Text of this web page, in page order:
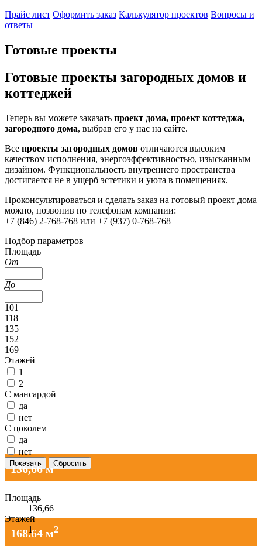
Прайс лист Оформить заказ Калькулятор проектов Вопросы и
ответы
Готовые проекты
Готовые проекты загородных домов и
коттеджей
Теперь вы можете заказать проект дома, проект коттеджа,
загородного дома, выбрав его у нас на сайте.
Все проекты загородных домов отличаются высоким
качеством исполнения, энергоэффективностью, изысканным
дизайном. Функциональность внутреннего пространства
достигается не в ущерб эстетики и уюта в помещениях.
Проконсультироваться и сделать заказ на готовый проект дома
можно, позвонив по телефонам компании:
+7 (846) 2-768-768 или +7 (937) 0-768-768
Подбор параметров
Площадь
От
До
101
118
135
152
169
Этажей
1
2
С мансардой
да
нет
С цоколем
да
нет
136,66 м2
Площадь
136,66
Этажей
1
168.64 м2